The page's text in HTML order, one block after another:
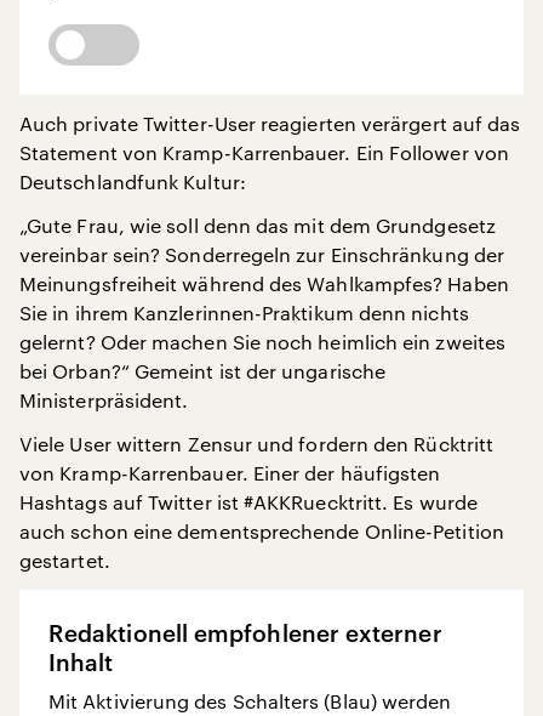
Auch private Twitter-User reagierten verärgert auf das
Statement von Kramp-Karrenbauer. Ein Follower von
Deutschlandfunk Kultur:
„Gute Frau, wie soll denn das mit dem Grundgesetz
vereinbar sein? Sonderregeln zur Einschränkung der
Meinungsfreiheit während des Wahlkampfes? Haben
Sie in ihrem Kanzlerinnen-Praktikum denn nichts
gelernt? Oder machen Sie noch heimlich ein zweites
bei Orban?“ Gemeint ist der ungarische
Ministerpräsident.
Viele User wittern Zensur und fordern den Rücktritt
von Kramp-Karrenbauer. Einer der häufigsten
Hashtags auf Twitter ist #AKKRuecktritt. Es wurde
auch schon eine dementsprechende Online-Petition
gestartet.
Redaktionell empfohlener externer
Inhalt
Mit Aktivierung des Schalters (Blau) werden